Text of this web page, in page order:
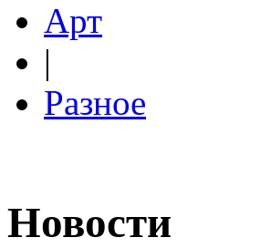
Арт
|
Разное
Новости